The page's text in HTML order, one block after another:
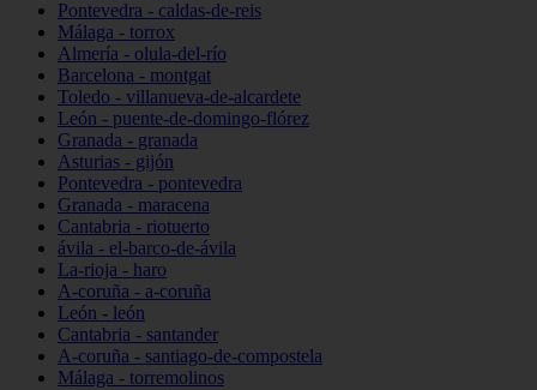
Pontevedra - caldas-de-reis
Málaga - torrox
Almería - olula-del-río
Barcelona - montgat
Toledo - villanueva-de-alcardete
León - puente-de-domingo-flórez
Granada - granada
Asturias - gijón
Pontevedra - pontevedra
Granada - maracena
Cantabria - riotuerto
ávila - el-barco-de-ávila
La-rioja - haro
A-coruña - a-coruña
León - león
Cantabria - santander
A-coruña - santiago-de-compostela
Málaga - torremolinos